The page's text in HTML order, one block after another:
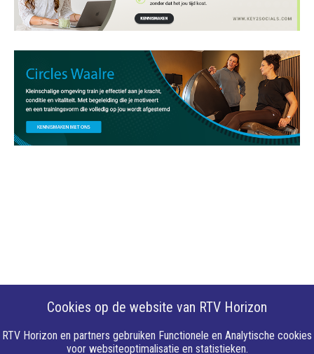
Cookies op de website van RTV Horizon
RTV Horizon en partners gebruiken Functionele en Analytische cookies
voor websiteoptimalisatie en statistieken.